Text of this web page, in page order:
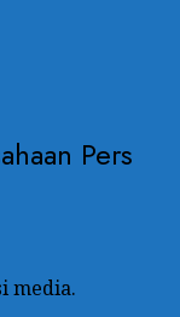
Pers
media.